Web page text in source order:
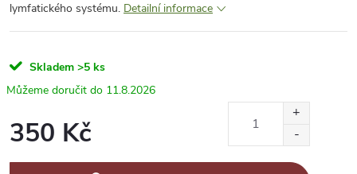
lymfatického systému. Detailní informace
Skladem >5 ks
11.8.2026
350 Kč